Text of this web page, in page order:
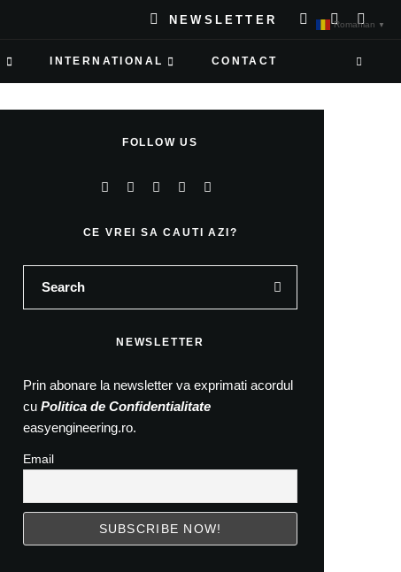
NEWSLETTER
INTERNATIONAL CONTACT
FOLLOW US
CE VREI SA CAUTI AZI?
NEWSLETTER
Prin abonare la newsletter va exprimati acordul
cu Politica de Confidentialitate
easyengineering.ro.
Email
Romanian ▼